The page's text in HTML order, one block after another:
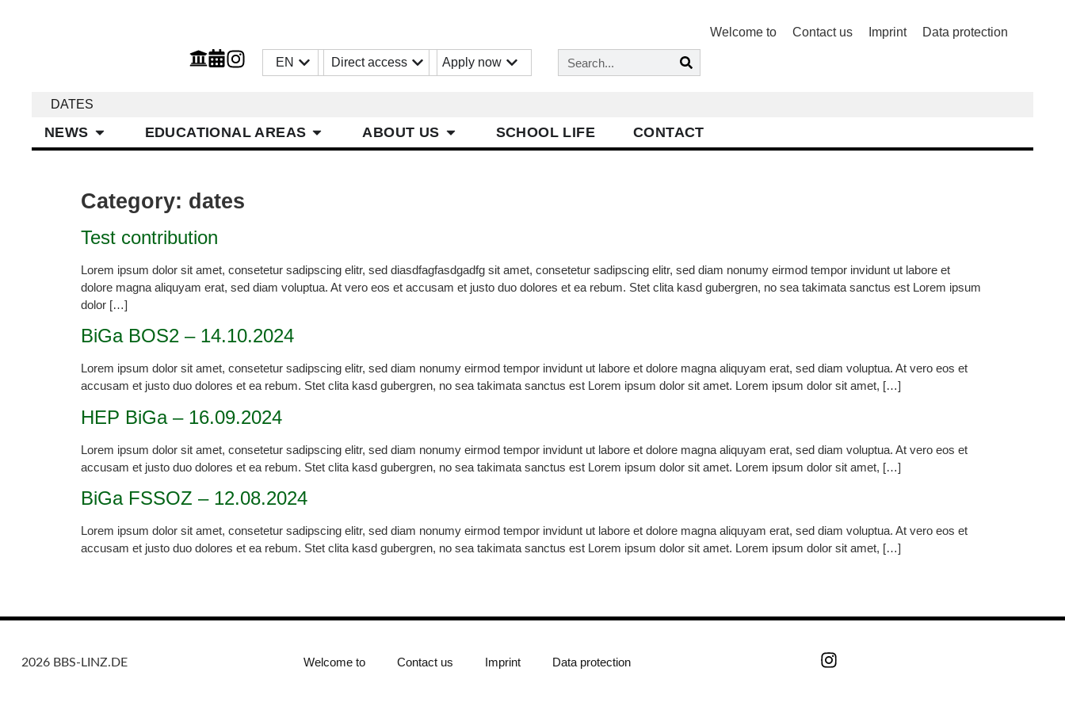
Welcome to Contact us Imprint Data protection
EN Direct access Apply now
DATES
NEWS EDUCATIONAL AREAS ABOUT US SCHOOL LIFE CONTACT
Category: dates
Test contribution
Lorem ipsum dolor sit amet, consetetur sadipscing elitr, sed diasdfagfasdgadfg sit amet, consetetur sadipscing elitr, sed diam nonumy eirmod tempor invidunt ut labore et
dolore magna aliquyam erat, sed diam voluptua. At vero eos et accusam et justo duo dolores et ea rebum. Stet clita kasd gubergren, no sea takimata sanctus est Lorem ipsum
dolor […]
BiGa BOS2 – 14.10.2024
Lorem ipsum dolor sit amet, consetetur sadipscing elitr, sed diam nonumy eirmod tempor invidunt ut labore et dolore magna aliquyam erat, sed diam voluptua. At vero eos et
accusam et justo duo dolores et ea rebum. Stet clita kasd gubergren, no sea takimata sanctus est Lorem ipsum dolor sit amet. Lorem ipsum dolor sit amet, […]
HEP BiGa – 16.09.2024
Lorem ipsum dolor sit amet, consetetur sadipscing elitr, sed diam nonumy eirmod tempor invidunt ut labore et dolore magna aliquyam erat, sed diam voluptua. At vero eos et
accusam et justo duo dolores et ea rebum. Stet clita kasd gubergren, no sea takimata sanctus est Lorem ipsum dolor sit amet. Lorem ipsum dolor sit amet, […]
BiGa FSSOZ – 12.08.2024
Lorem ipsum dolor sit amet, consetetur sadipscing elitr, sed diam nonumy eirmod tempor invidunt ut labore et dolore magna aliquyam erat, sed diam voluptua. At vero eos et
accusam et justo duo dolores et ea rebum. Stet clita kasd gubergren, no sea takimata sanctus est Lorem ipsum dolor sit amet. Lorem ipsum dolor sit amet, […]
2026 BBS-LINZ.DE Welcome to Contact us Imprint Data protection